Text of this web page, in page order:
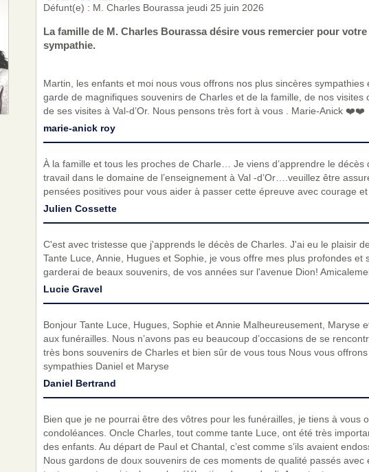
Défunt(e) : M. Charles Bourassa jeudi 25 juin 2026
La famille de M. Charles Bourassa désire vous remercier pour
sympathie.
Martin, les enfants et moi nous vous offrons nos plus sincères sympathies
garde de magnifiques souvenirs de Charles et de la famille, de nos visites
de ses visites à Val-d’Or. Nous pensons très fort à vous . Marie-Anick ❤️❤️
marie-anick roy
À la famille et tous les proches de Charle… Je viens d’apprendre le décès
travail dans le domaine de l’enseignement à Val -d’Or….veuillez être
pensées positives pour vous aider à passer cette épreuve avec courage
Julien Cossette
C'est avec tristesse que j'apprends le décès de Charles. J'ai eu le plaisir
Tante Luce, Annie, Hugues et Sophie, je vous offre mes plus profondes et
garderai de beaux souvenirs, de vos années sur l'avenue Dion!
Lucie Gravel
Bonjour Tante Luce, Hugues, Sophie et Annie Malheureusement, Maryse
aux funérailles. Nous n’avons pas eu beaucoup d’occasions de se
très bons souvenirs de Charles et bien sûr de vous tous Nous vous
sympathies Daniel et Maryse
Daniel Bertrand
Bien que je ne pourrai être des vôtres pour les funérailles, je tiens à vous
condoléances. Oncle Charles, tout comme tante Luce, ont été très
des enfants. Au départ de Paul et Chantal, c’est comme s’ils avaient
Nous gardons de doux souvenirs de ces moments de qualité passés avec